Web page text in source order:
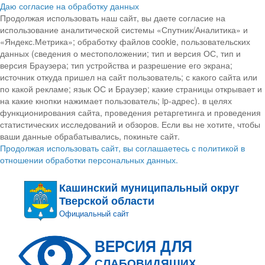
Даю согласие на обработку данных
Продолжая использовать наш сайт, вы даете согласие на
использование аналитической системы «Спутник/Аналитика» и
«Яндекс.Метрика»; обработку файлов cookie, пользовательских
данных (сведения о местоположении; тип и версия ОС, тип и
версия Браузера; тип устройства и разрешение его экрана;
источник откуда пришел на сайт пользователь; с какого сайта или
по какой рекламе; язык ОС и Браузер; какие страницы открывает и
на какие кнопки нажимает пользователь; ip-адрес). в целях
функционирования сайта, проведения ретаргетинга и проведения
статистических исследований и обзоров. Если вы не хотите, чтобы
ваши данные обрабатывались, покиньте сайт.
Продолжая использовать сайт, вы соглашаетесь с политикой в
отношении обработки персональных данных.